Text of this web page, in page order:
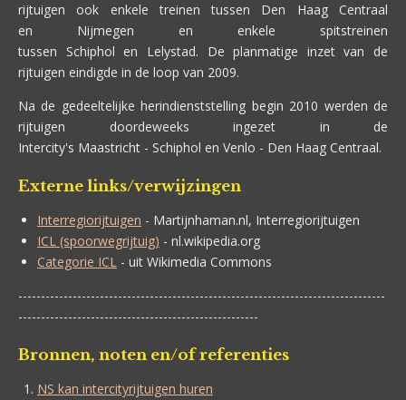
rijtuigen ook enkele treinen tussen Den Haag Centraal
en Nijmegen en enkele spitstreinen
tussen Schiphol en Lelystad. De planmatige inzet van de
rijtuigen eindigde in de loop van 2009.
Na de gedeeltelijke herindienststelling begin 2010 werden de
rijtuigen doordeweeks ingezet in de
Intercity's Maastricht - Schiphol en Venlo - Den Haag Centraal.
Externe links/verwijzingen
Interregiorijtuigen - Martijnhaman.nl, Interregiorijtuigen
ICL (spoorwegrijtuig) - nl.wikipedia.org
Categorie ICL - uit Wikimedia Commons
---------------------------------------------------------------------------------
-----------------------------------------------------
Bronnen, noten en/of referenties
NS kan intercityrijtuigen huren